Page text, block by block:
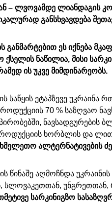
– ლვოვამდე ლიანდაგის
განსხვავდება
განმარტებით ეს იქნება
ნაწილია, მისი
ის უკვე მიმდინარეობს.
საწყის ეტაპზევე
70 % საზღვაო
ნავსადგურების
ხორბლის და
ალტერნატივების
აღმოჩნდა
სარკინიგზო